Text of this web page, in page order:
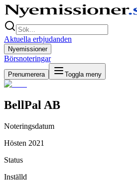
Aktuella erbjudanden
Nyemissioner
Börsnoteringar
Prenumerera Toggla meny
BellPal AB
Noteringsdatum
Hösten 2021
Status
Inställd